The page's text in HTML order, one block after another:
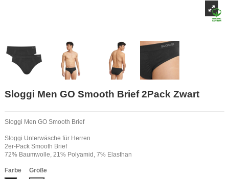
Sloggi Men GO Smooth Brief 2Pack Zwart
Sloggi Men GO Smooth Brief
Sloggi Unterwäsche für Herren
2er-Pack Smooth Brief
72% Baumwolle, 21% Polyamid, 7% Elasthan
Farbe
Größe